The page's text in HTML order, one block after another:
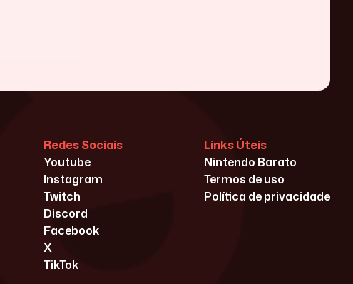
Redes Sociais
Youtube
Instagram
Twitch
Discord
Facebook
X
TikTok
Links Úteis
Nintendo Barato
Termos de uso
Política de privacidade